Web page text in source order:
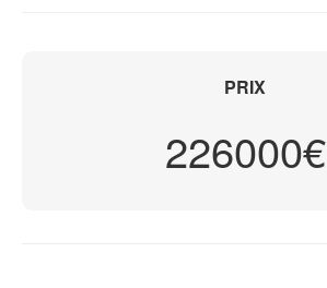
PRIX
226000€